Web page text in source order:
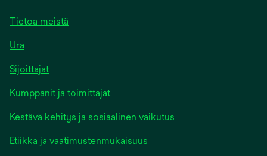
Tietoa meistä
Ura
Sijoittajat
Kumppanit ja toimittajat
Kestävä kehitys ja sosiaalinen vaikutus
Etiikka ja vaatimustenmukaisuus